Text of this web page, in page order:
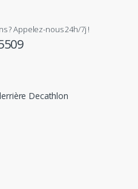
? Appelez-nous 24h/7j !
Decathlon